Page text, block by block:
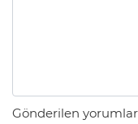
Gönderilen